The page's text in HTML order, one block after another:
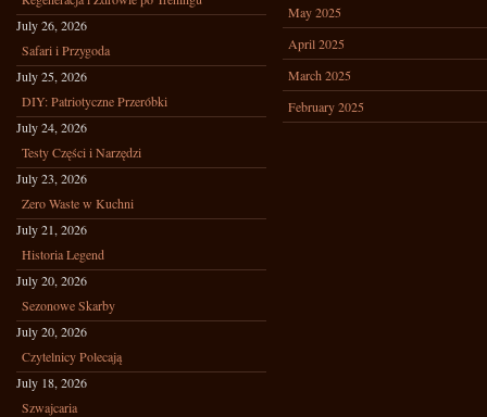
July 26, 2026
Safari i Przygoda
July 25, 2026
DIY: Patriotyczne Przeróbki
July 24, 2026
Testy Części i Narzędzi
July 23, 2026
Zero Waste w Kuchni
July 21, 2026
Historia Legend
July 20, 2026
Sezonowe Skarby
July 20, 2026
Czytelnicy Polecają
July 18, 2026
Szwajcaria
May 2025
April 2025
March 2025
February 2025